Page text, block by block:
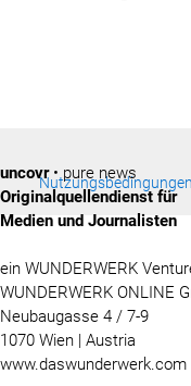
Nutzungsbedingungen
uncovr• pure news
Originalquellendienst für
Medien und Journalisten
ein WUNDERWERK
WUNDERWERK ONLINE
Neubaugasse 4 / 7-9
1070 Wien | Austria
www.daswunderwerk.com